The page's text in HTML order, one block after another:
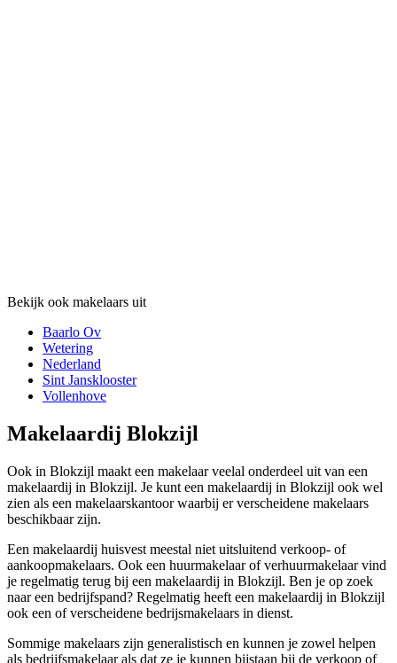
Bekijk ook makelaars uit
Baarlo Ov
Wetering
Nederland
Sint Jansklooster
Vollenhove
Makelaardij Blokzijl
Ook in Blokzijl maakt een makelaar veelal onderdeel uit van een
makelaardij in Blokzijl. Je kunt een makelaardij in Blokzijl ook wel
zien als een makelaarskantoor waarbij er verscheidene makelaars
beschikbaar zijn.
Een makelaardij huisvest meestal niet uitsluitend verkoop- of
aankoopmakelaars. Ook een huurmakelaar of verhuurmakelaar vind
je regelmatig terug bij een makelaardij in Blokzijl. Ben je op zoek
naar een bedrijfspand? Regelmatig heeft een makelaardij in Blokzijl
ook een of verscheidene bedrijsmakelaars in dienst.
Sommige makelaars zijn generalistisch en kunnen je zowel helpen
als bedrijfsmakelaar als dat ze je kunnen bijstaan bij de verkoop of